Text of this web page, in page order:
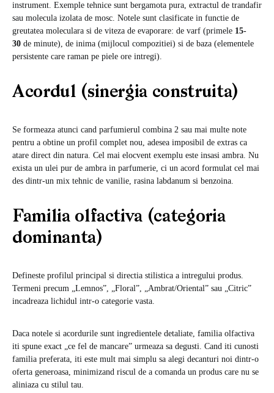
instrument. Exemple tehnice sunt bergamota pura, extractul de trandafir
sau molecula izolata de mosc. Notele sunt clasificate in functie de
greutatea moleculara si de viteza de evaporare: de varf (primele 15-
30 de minute), de inima (mijlocul compozitiei) si de baza (elementele
persistente care raman pe piele ore intregi).
Acordul (sinergia construita)
Se formeaza atunci cand parfumierul combina 2 sau mai multe note
pentru a obtine un profil complet nou, adesea imposibil de extras ca
atare direct din natura. Cel mai elocvent exemplu este insasi ambra. Nu
exista un ulei pur de ambra in parfumerie, ci un acord formulat cel mai
des dintr-un mix tehnic de vanilie, rasina labdanum si benzoina.
Familia olfactiva (categoria
dominanta)
Defineste profilul principal si directia stilistica a intregului produs.
Termeni precum „Lemnos”, „Floral”, „Ambrat/Oriental” sau „Citric”
incadreaza lichidul intr-o categorie vasta.
Daca notele si acordurile sunt ingredientele detaliate, familia olfactiva
iti spune exact „ce fel de mancare” urmeaza sa degusti. Cand iti cunosti
familia preferata, iti este mult mai simplu sa alegi decanturi noi dintr-o
oferta generoasa, minimizand riscul de a comanda un produs care nu se
aliniaza cu stilul tau.